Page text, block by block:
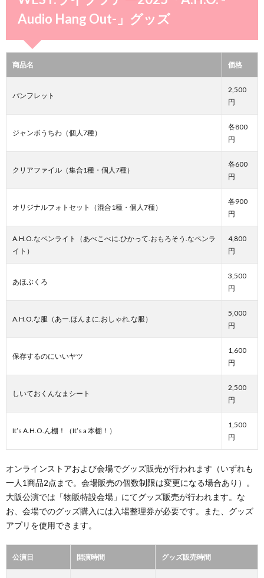
Audio Hang Out-」グッズ
商品名 価格
パンフレット
2,500
円
ジャンボうちわ（個人7種）
各800
円
クリアファイル（集合1種・個人7種）
各600
円
オリジナルフォトセット（混合1種・個人7種）
各900
円
A.H.O.なペンライト（あべこべに.ひかって.おもろそう.なペンラ
イト）
4,800
円
あほぶくろ
3,500
円
A.H.O.な服（あー.ほんまに.おしゃれ.な服）
5,000
円
保存するのにいいヤツ
1,600
円
しいておくんなまシート
2,500
円
It’s A.H.O.ん棚！（It’s a 本棚！）
1,500
円
オンラインストアおよび会場でグッズ販売が行われます（いずれも
一人1商品2点まで。会場販売の個数制限は変更になる場合あり）。
大阪公演では「物販特設会場」にてグッズ販売が行われます。な
お、会場でのグッズ購入には入場整理券が必要です。また、グッズ
アプリを使用できます。
公演日 開演時間 グッズ販売時間